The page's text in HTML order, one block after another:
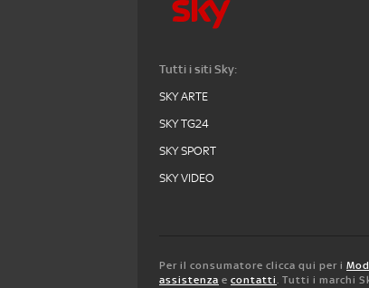
Tutti i siti Sky:
SKY ARTE
SKY TG24
SKY SPORT
SKY VIDEO
Per il consumatore clicca qui per i
assistenza e contatti. Tutti i marchi